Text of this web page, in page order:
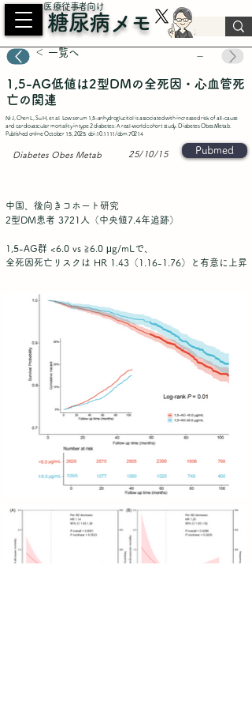
​医療従事者向け
糖尿病メモ
＜ 一覧へ －
1,5-AG低値は2型DMの全死因・心血管死
亡の関連
Ni J, Chen L, Su H, et al. Low serum 1,5-anhydroglucitol is associated with increased risk of all-cause
and cardiovascular mortality in type 2 diabetes: A real-world cohort study. Diabetes Obes Metab.
Published online October 15, 2025. doi:10.1111/dom.70214
25/10/15
Diabetes Obes Metab Pubmed
中国、後向きコホート研究
2型DM患者 3721人（中央値7.4年追跡）
1,5-AG群 <6.0 vs ≧6.0 μg/mLで、
全死因死亡リスクは HR 1.43（1.16-1.76）と有意に上昇